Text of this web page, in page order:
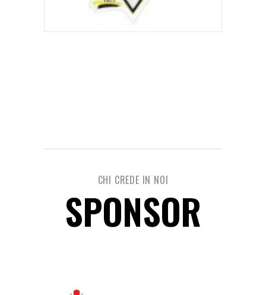
CHI CREDE IN NOI
SPONSOR